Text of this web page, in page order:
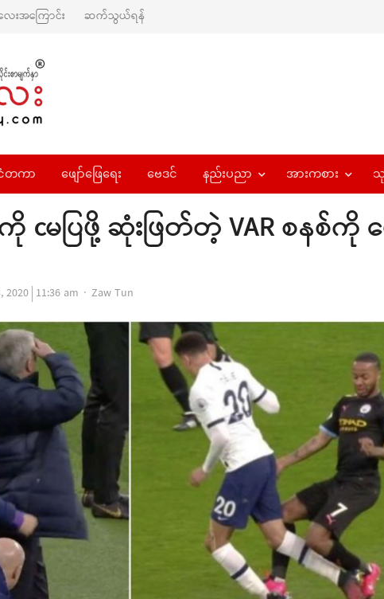
ေးအကြောင်း ဆက်သွယ်ရန်
တကာ ဖျော်ဖြေရေး ဗေဒင် နည်းပညာ အားကစား
မပြဖို့ ဆုံးဖြတ်တဲ့ VAR စနစ်ကို
2020 11:36 am Author
Zaw Tun